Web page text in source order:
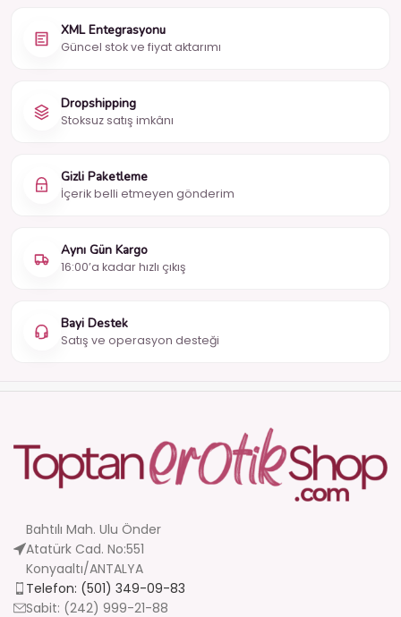
XML Entegrasyonu
Güncel stok ve fiyat aktarımı
Dropshipping
Stoksuz satış imkânı
Gizli Paketleme
İçerik belli etmeyen gönderim
Aynı Gün Kargo
16:00’a kadar hızlı çıkış
Bayi Destek
Satış ve operasyon desteği
Bahtılı Mah. Ulu Önder
Atatürk Cad. No:551
Konyaaltı/ANTALYA
Telefon: (501) 349-09-83
Sabit: (242) 999-21-88